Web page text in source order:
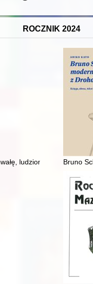
ROCZNIK 2024
ludziom na ratunek :
Bruno